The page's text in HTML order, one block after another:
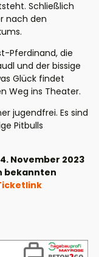
Schließlich
nach den
Pferdinand, die
und der bissige
Glück findet
Weg ins Theater.
jugendfrei. Es sind
Pitbulls
November 2023
bekannten